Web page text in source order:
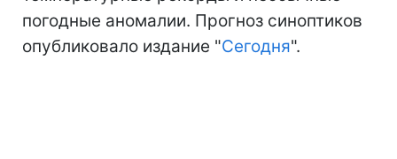
погодные аномалии. Прогноз синоптиков
опубликовало издание "Сегодня".